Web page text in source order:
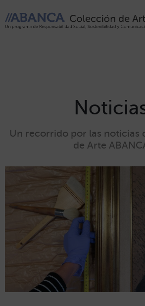
Un recorrido por las noticias
de Arte
Cookies
de
de Autor